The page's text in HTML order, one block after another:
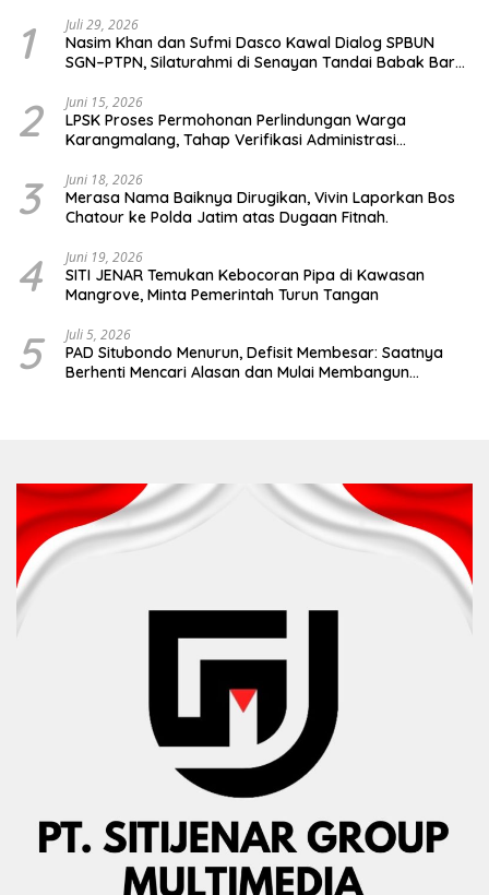
1 Juli 29, 2026
Nasim Khan dan Sufmi Dasco Kawal Dialog SPBUN
SGN–PTPN, Silaturahmi di Senayan Tandai Babak Baru
2 Juni 15, 2026
LPSK Proses Permohonan Perlindungan Warga
Karangmalang, Tahap Verifikasi Administrasi
3 Juni 18, 2026
Merasa Nama Baiknya Dirugikan, Vivin Laporkan Bos
Chatour ke Polda Jatim atas Dugaan Fitnah.
4 Juni 19, 2026
SITI JENAR Temukan Kebocoran Pipa di Kawasan
Mangrove, Minta Pemerintah Turun Tangan
5 Juli 5, 2026
PAD Situbondo Menurun, Defisit Membesar: Saatnya
Berhenti Mencari Alasan dan Mulai Membangun